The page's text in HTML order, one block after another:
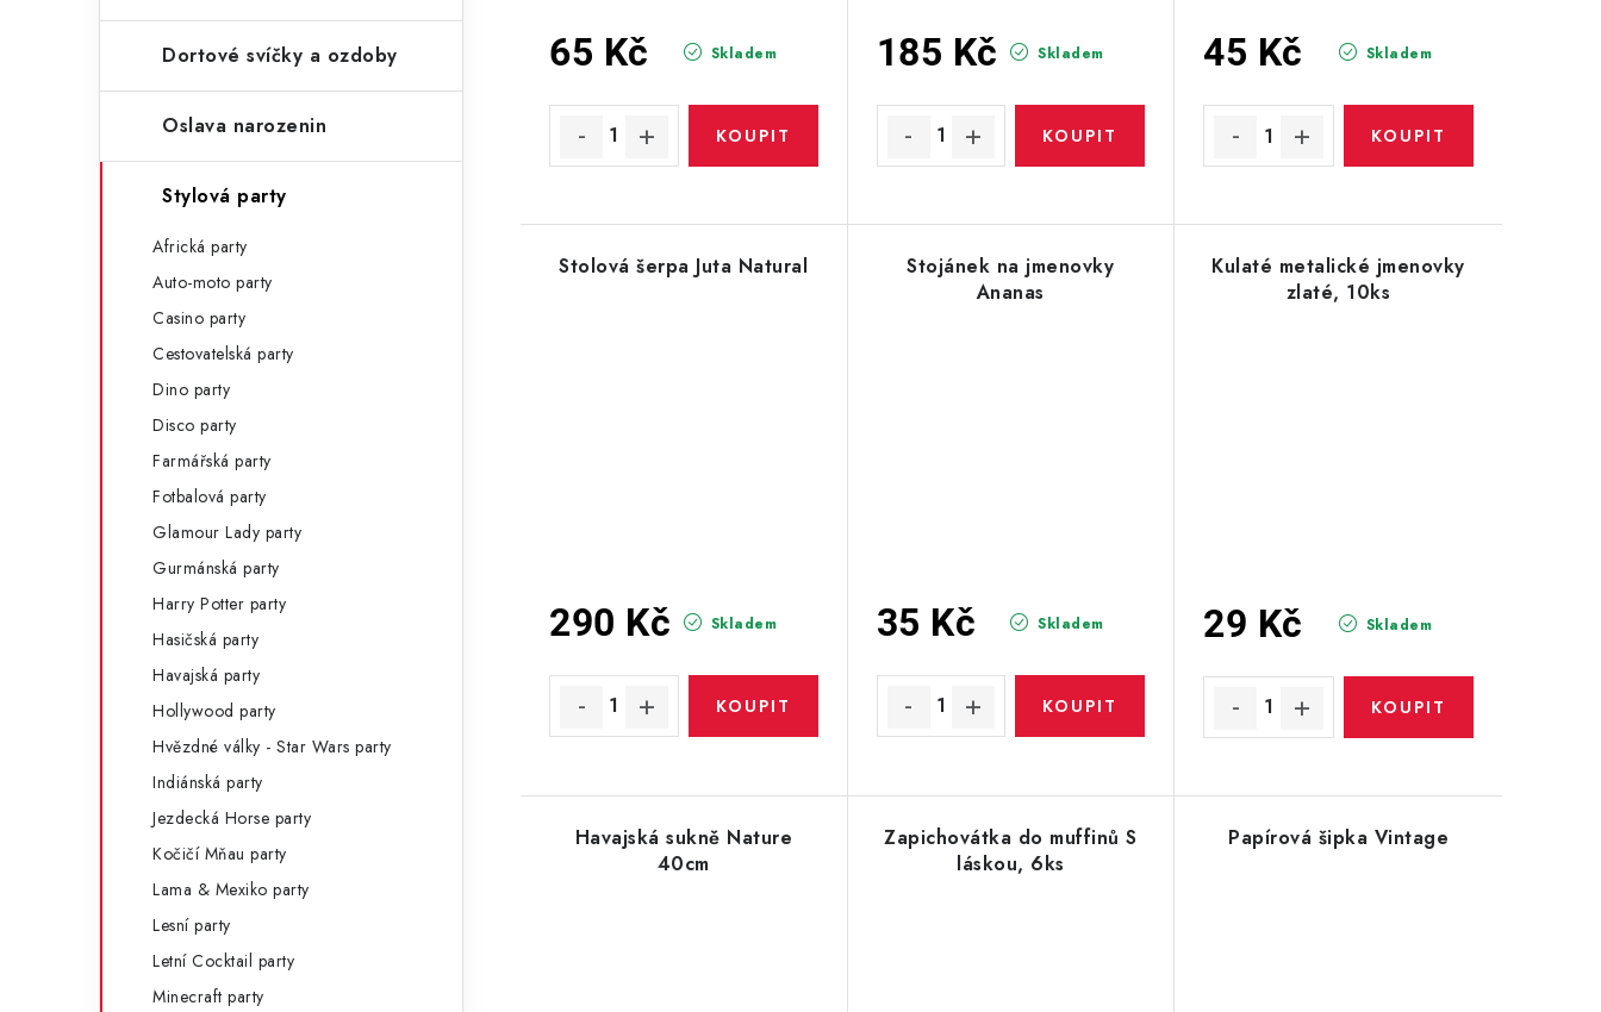
e
Dortové svíčky a ozdoby
Oslava narozenin
Stylová party
Africká party
Auto-moto party
Casino party
Cestovatelská party
Dino party
Disco party
Farmářská party
Fotbalová party
Glamour Lady party
Gurmánská party
Harry Potter party
Hasičská party
Havajská party
Hollywood party
Hvězdné války - Star Wars party
Indiánská party
Jezdecká Horse party
Kočičí Mňau party
Lama & Mexiko party
Lesní party
Letní Cocktail party
Minecraft party
u
k
t
ů
ů
Skladem
65 Kč Skladem
185 Kč Skladem
45 Kč
Stolová šerpa Juta Natural
Skladem
290 Kč
Stojánek na jmenovky
Ananas
Skladem
35 Kč
Kulaté metalické jmenovky
zlaté, 10ks
Skladem
29 Kč
Havajská sukně Nature
40cm
Zapichovátka do muffinů S
láskou, 6ks
Papírová šipka Vintage